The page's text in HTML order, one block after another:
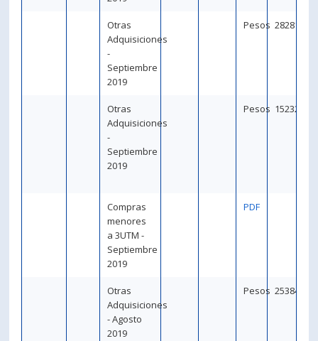
Otras
Adquisiciones
-
Septiembre
2019
Pesos 282813
Otras
Adquisiciones
-
Septiembre
2019
Pesos 152320
Compras
menores
a 3UTM -
Septiembre
2019
PDF
Otras
Adquisiciones
- Agosto
2019
Pesos 253845